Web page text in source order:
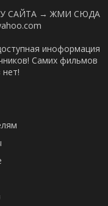
САЙТА → ЖМИ СЮДА
иноформация
Самих фильмов